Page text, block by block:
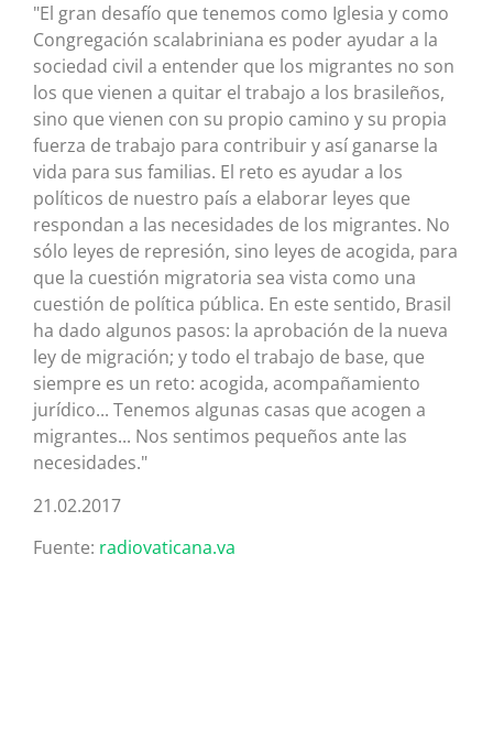
"El gran desafío que tenemos como Iglesia y como
Congregación scalabriniana es poder ayudar a la
sociedad civil a entender que los migrantes no son
los que vienen a quitar el trabajo a los brasileños,
sino que vienen con su propio camino y su propia
fuerza de trabajo para contribuir y así ganarse la
vida para sus familias. El reto es ayudar a los
políticos de nuestro país a elaborar leyes que
respondan a las necesidades de los migrantes. No
sólo leyes de represión, sino leyes de acogida, para
que la cuestión migratoria sea vista como una
cuestión de política pública. En este sentido, Brasil
ha dado algunos pasos: la aprobación de la nueva
ley de migración; y todo el trabajo de base, que
siempre es un reto: acogida, acompañamiento
jurídico... Tenemos algunas casas que acogen a
migrantes... Nos sentimos pequeños ante las
necesidades."
21.02.2017
Fuente: radiovaticana.va